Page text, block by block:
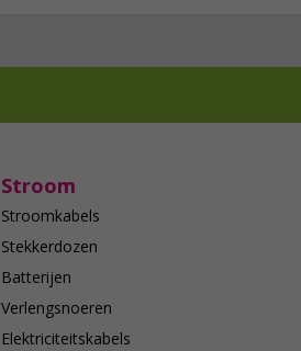
Stroom
Stroomkabels
Stekkerdozen
Batterijen
Verlengsnoeren
Elektriciteitskabels